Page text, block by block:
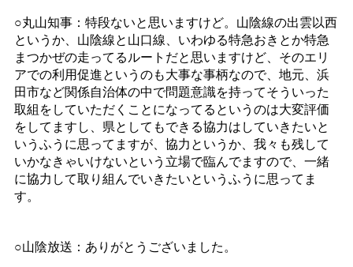
○丸山知事：特段ないと思いますけど。山陰線の出雲以西
というか、山陰線と山口線、いわゆる特急おきとか特急
まつかぜの走ってるルートだと思いますけど、そのエリ
アでの利用促進というのも大事な事柄なので、地元、浜
田市など関係自治体の中で問題意識を持ってそういった
取組をしていただくことになってるというのは大変評価
をしてますし、県としてもできる協力はしていきたいと
いうふうに思ってますが、協力というか、我々も残して
いかなきゃいけないという立場で臨んでますので、一緒
に協力して取り組んでいきたいというふうに思ってま
す。
○山陰放送：ありがとうございました。